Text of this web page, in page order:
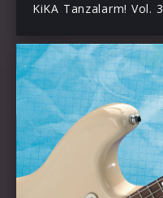
KiKA Tanzalarm! Vol. 3